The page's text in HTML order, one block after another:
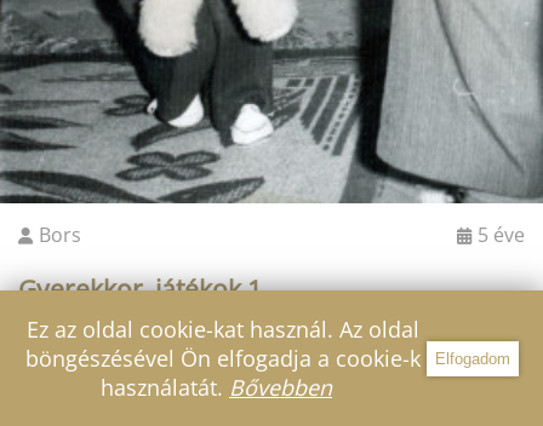
Szűrő
Bors 5 éve
Gyerekkor, játékok 1.
Ez az oldal cookie-kat használ. Az oldal
böngészésével Ön elfogadja a cookie-k
használatát. Bővebben
Elfogadom